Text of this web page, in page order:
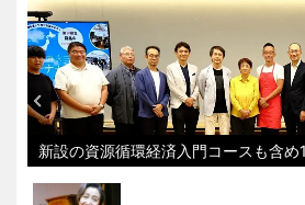
新設の資源循環経済入門コースも含